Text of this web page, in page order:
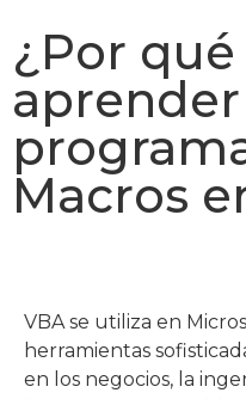
¿Por
aprender
Macros
VBA se utiliza en
herramientas
en los negocios, la